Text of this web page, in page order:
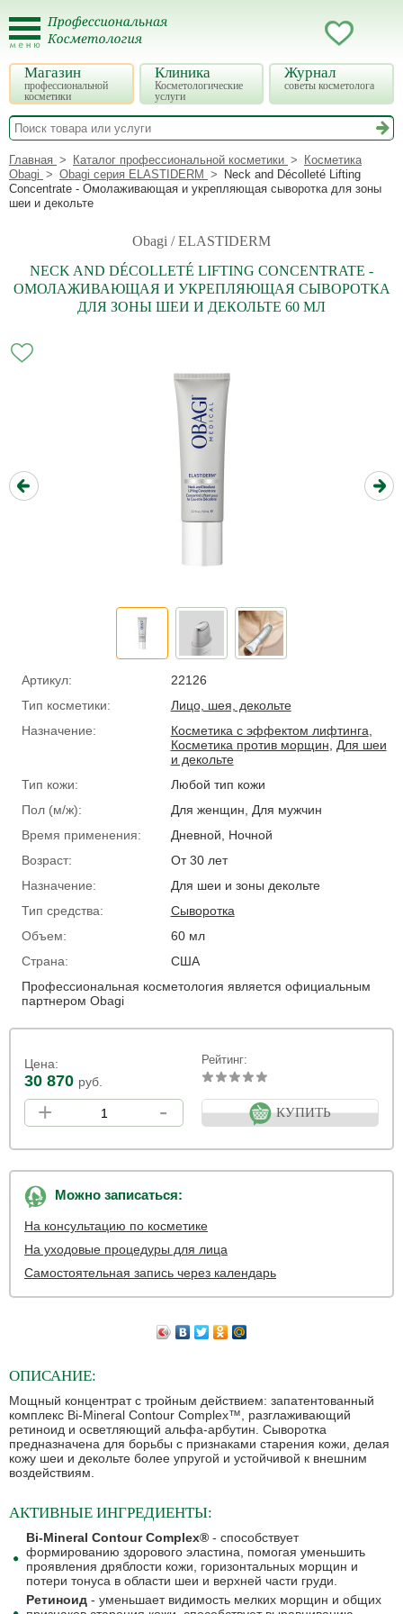
Магазин
профессиональной
косметики
Клиника
Косметологические
услуги
Журнал
советы косметолога
Главная Каталог профессиональной косметики
Косметика
Obagi
Obagi серия ELASTIDERM
Neck and Décolleté Lifting
Concentrate - Омолаживающая и укрепляющая сыворотка для зоны
шеи и декольте
Obagi / ELASTIDERM
NECK AND DÉCOLLETÉ LIFTING CONCENTRATE -
ОМОЛАЖИВАЮЩАЯ И УКРЕПЛЯЮЩАЯ СЫВОРОТКА
ДЛЯ ЗОНЫ ШЕИ И ДЕКОЛЬТЕ 60 МЛ
Артикул:
22126
Тип косметики:
Лицо, шея, декольте
Назначение:
Косметика с эффектом лифтинга
Косметика против морщин
Для шеи
и декольте
Тип кожи:
Любой тип кожи
Пол (м/ж):
Для женщин, Для мужчин
Время применения:
Дневной, Ночной
Возраст:
От 30 лет
Назначение:
Для шеи и зоны декольте
Тип средства:
Сыворотка
Объем:
60 мл
Страна:
США
Профессиональная косметология является официальным
партнером Obagi
Цена:
30 870 руб.
Рейтинг:
+ - КУПИТЬ
Можно записаться:
На консультацию по косметике
На уходовые процедуры для лица
Самостоятельная запись через календарь
ОПИСАНИЕ:
Мощный концентрат с тройным действием: запатентованный
комплекс Bi-Mineral Contour Complex™, разглаживающий
ретиноид и осветляющий альфа-арбутин. Сыворотка
предназначена для борьбы с признаками старения кожи, делая
кожу шеи и декольте более упругой и устойчивой к внешним
воздействиям.
АКТИВНЫЕ ИНГРЕДИЕНТЫ:
Bi-Mineral Contour Complex® - способствует
формированию здорового эластина, помогая уменьшить
проявления дряблости кожи, горизонтальных морщин и
потери тонуса в области шеи и верхней части груди.
Ретиноид - уменьшает видимость мелких морщин и общих